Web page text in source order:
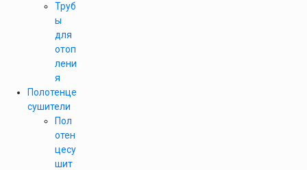
Труб
ы
для
отоп
лени
я
Полотенце
сушители
Пол
отен
цесу
шит